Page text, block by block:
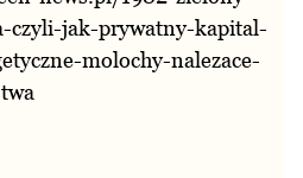
czyli-jak-prywatny-kapital-
molochy-nalezace-